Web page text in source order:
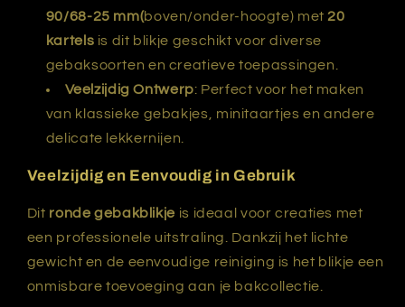
90/68-25 mm(boven/onder-hoogte) met20
kartels is dit blikje geschikt voor diverse
gebaksoorten en creatieve toepassingen.
Veelzijdig Ontwerp: Perfect voor het maken
van klassieke gebakjes, minitaartjes en andere
delicate lekkernijen.
Veelzijdig en Eenvoudig in Gebruik
Dit ronde gebakblikje is ideaal voor creaties met
een professionele uitstraling. Dankzij het lichte
gewicht en de eenvoudige reiniging is het blikje een
onmisbare toevoeging aan je bakcollectie.